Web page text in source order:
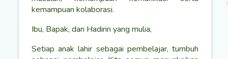
kemampuan kolaborasi.
Ibu, Bapak, dan Hadirin yang mulia,
Setiap anak lahir sebagai pembelajar, tumbuh